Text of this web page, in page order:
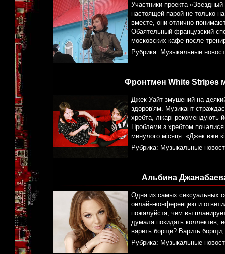
Участники проекта
настоящей парой не только
вместе, они отлично
Обаятельный французский
московских кафе после
Рубрика: Музыкальные
Фронтмен White Stripes
Джек Уайт змушений на деякий
здоров'ям. Музикант
хребта, лікарі
Проблеми з хребтом
минулого місяця. «Джек вже
Рубрика: Музыкальные
Альбина
Одна из самых сексуальных
онлайн-конференцию и
пожалуйста, чем вы
думала покидать коллектив,
варить борщи? Варить борщи,
Рубрика: Музыкальные